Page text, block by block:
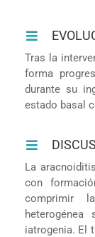
Tras la
forma
durante su
estado basal
La
con
comprimir
iatrogenia. El